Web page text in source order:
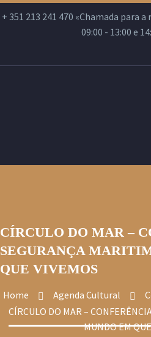
+ 351 213 241 470 «Chamada para
09:00 - 13:00 e
CÍRCULO DO MAR –
SEGURANÇA
QUE VIVEMOS
Home Agenda Cultural
CÍRCULO DO MAR –
MUNDO EM